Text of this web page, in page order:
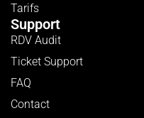
Tarifs
Support
RDV Audit
Ticket Support
FAQ
Contact